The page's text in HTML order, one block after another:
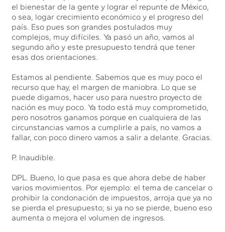
el bienestar de la gente y lograr el repunte de México,
o sea, logar crecimiento económico y el progreso del
país. Eso pues son grandes postulados muy
complejos, muy difíciles. Ya pasó un año, vamos al
segundo año y este presupuesto tendrá que tener
esas dos orientaciones.
Estamos al pendiente. Sabemos que es muy poco el
recurso que hay, el margen de maniobra. Lo que se
puede digamos, hacer uso para nuestro proyecto de
nación es muy poco. Ya todo está muy comprometido,
pero nosotros ganamos porque en cualquiera de las
circunstancias vamos a cumplirle a país, no vamos a
fallar, con poco dinero vamos a salir a delante. Gracias.
P. Inaudible.
DPL. Bueno, lo que pasa es que ahora debe de haber
varios movimientos. Por ejemplo: el tema de cancelar o
prohibir la condonación de impuestos, arroja que ya no
se pierda el presupuesto; si ya no se pierde, bueno eso
aumenta o mejora el volumen de ingresos.